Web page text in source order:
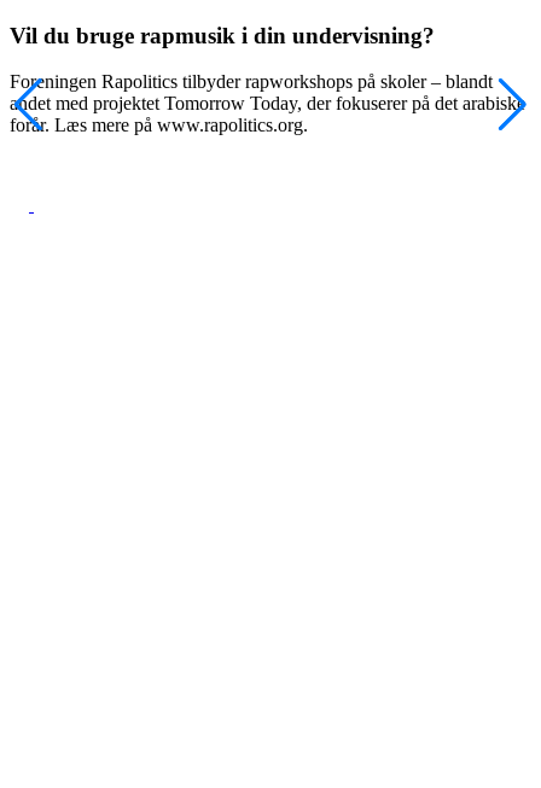
Vil du bruge rapmusik i din undervisning?
Foreningen Rapolitics tilbyder rapworkshops på skoler – blandt
andet med projektet Tomorrow Today, der fokuserer på det arabiske
forår. Læs mere på www.rapolitics.org.